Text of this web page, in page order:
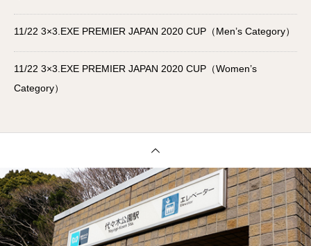
11/22 3×3.EXE PREMIER JAPAN 2020 CUP（Men’s Category）
11/22 3×3.EXE PREMIER JAPAN 2020 CUP（Women’s
Category）